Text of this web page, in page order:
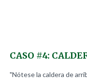
CASO #4:
"Nótese la caldera de